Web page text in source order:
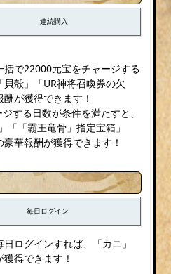
連続購入
で22000元宝をチャージする
殻」「UR神将召喚券の欠
が獲得できます！
する日数が条件を満たすと、
「「霸王竜骨」指定宝箱」
豪華報酬が獲得できます！
毎日ログイン
ログインすれば、「カニ」
獲得できます！